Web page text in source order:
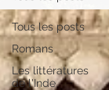
Tous les posts
Romans
Les littératures
de l'Inde